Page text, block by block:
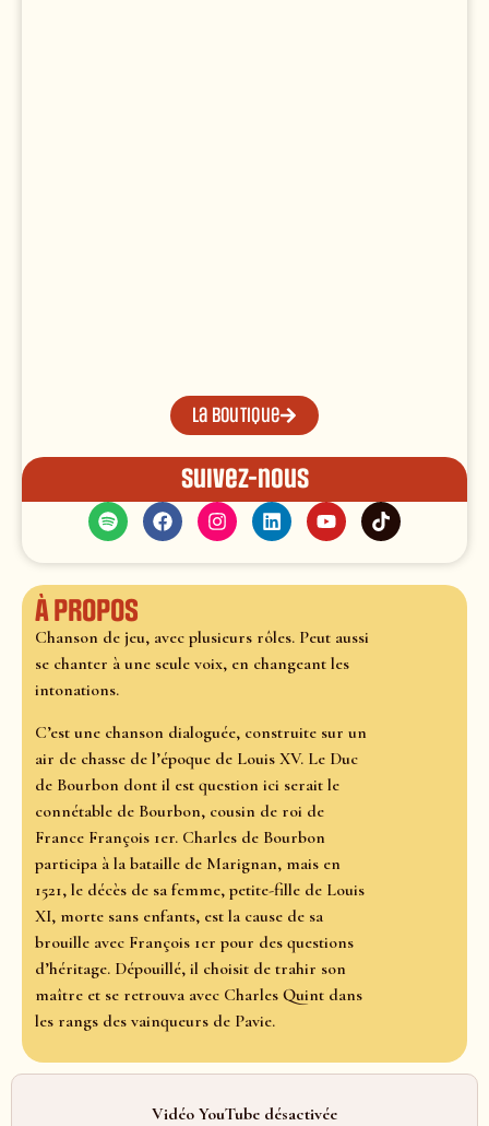
La boutique
Suivez-nous
À propos
Chanson de jeu, avec plusieurs rôles. Peut aussi
se chanter à une seule voix, en changeant les
intonations.
C’est une chanson dialoguée, construite sur un
air de chasse de l’époque de Louis XV. Le Duc
de Bourbon dont il est question ici serait le
connétable de Bourbon, cousin de roi de
France François 1er. Charles de Bourbon
participa à la bataille de Marignan, mais en
1521, le décès de sa femme, petite-fille de Louis
XI, morte sans enfants, est la cause de sa
brouille avec François 1er pour des questions
d’héritage. Dépouillé, il choisit de trahir son
maître et se retrouva avec Charles Quint dans
les rangs des vainqueurs de Pavie.
Vidéo YouTube désactivée